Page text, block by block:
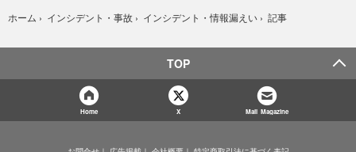
ホーム › インシデント・事故 › インシデント・情報漏えい › 記事
TOP
Home X Mail Magazine